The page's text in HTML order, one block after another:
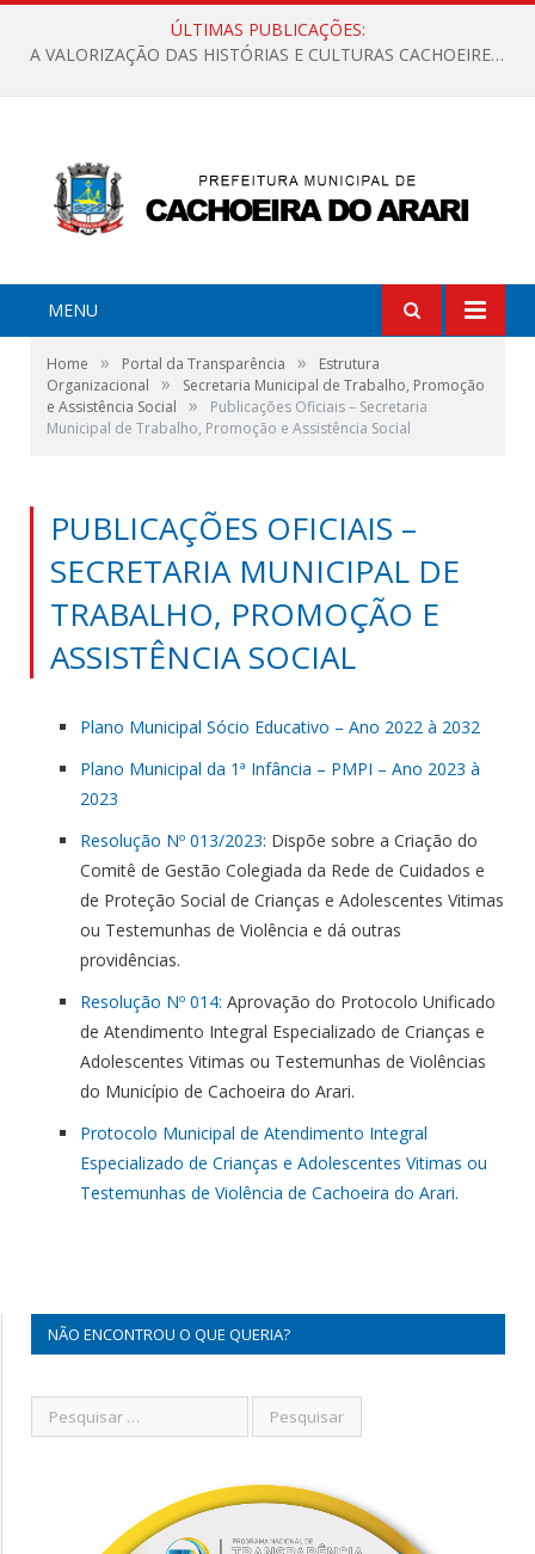
ÚLTIMAS PUBLICAÇÕES:
A VALORIZAÇÃO DAS HISTÓRIAS E CULTURAS CACHOEIRENSES
MENU
Home » Portal da Transparência »
Estrutura
Organizacional
»
Secretaria Municipal de Trabalho, Promoção
e Assistência Social
»
Publicações Oficiais – Secretaria
Municipal de Trabalho, Promoção e Assistência Social
PUBLICAÇÕES OFICIAIS –
SECRETARIA MUNICIPAL DE
TRABALHO, PROMOÇÃO E
ASSISTÊNCIA SOCIAL
Plano Municipal Sócio Educativo – Ano 2022 à 2032
Plano Municipal da 1ª Infância – PMPI – Ano 2023 à
2023
Resolução Nº 013/2023: Dispõe sobre a Criação do
Comitê de Gestão Colegiada da Rede de Cuidados e
de Proteção Social de Crianças e Adolescentes Vitimas
ou Testemunhas de Violência e dá outras
providências.
Resolução Nº 014: Aprovação do Protocolo Unificado
de Atendimento Integral Especializado de Crianças e
Adolescentes Vitimas ou Testemunhas de Violências
do Município de Cachoeira do Arari.
Protocolo Municipal de Atendimento Integral
Especializado de Crianças e Adolescentes Vitimas ou
Testemunhas de Violência de Cachoeira do Arari.
NÃO ENCONTROU O QUE QUERIA?